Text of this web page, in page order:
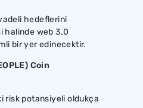
hedeflerini
halinde web 3.0
bir yer edinecektir.
Coin
risk potansiyeli oldukça